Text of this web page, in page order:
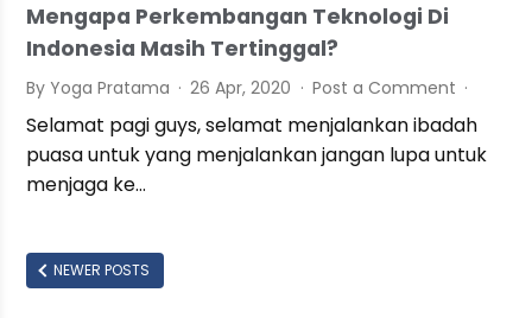
Mengapa Perkembangan Teknologi Di
Indonesia Masih Tertinggal?
By Yoga Pratama 26 Apr, 2020 Post a Comment
Selamat pagi guys, selamat menjalankan ibadah
puasa untuk yang menjalankan jangan lupa untuk
menjaga ke…
NEWER POSTS